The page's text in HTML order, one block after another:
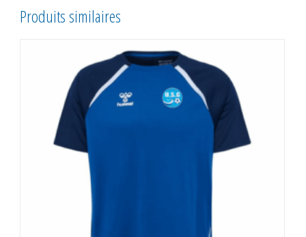
Produits similaires